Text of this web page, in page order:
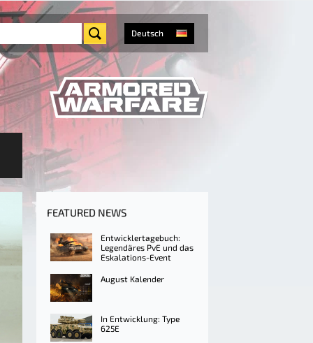
Deutsch
FEATURED NEWS
Entwicklertagebuch:
Legendäres PvE und das
Eskalations-Event
August Kalender
In Entwicklung: Type
625E